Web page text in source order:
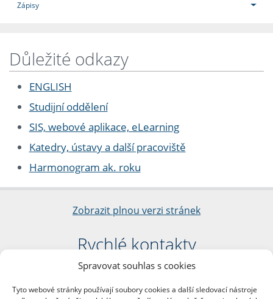
Spravovat souhlas s cookies
Tyto webové stránky používají soubory cookies a další sledovací nástroje
Zápisy
Důležité odkazy
ENGLISH
Studijní oddělení
SIS, webové aplikace, eLearning
Katedry, ústavy a další pracoviště
Harmonogram ak. roku
Zobrazit plnou verzi stránek
Rychlé kontakty
Filozofická fakulta
nám. Jana Palacha 1/2